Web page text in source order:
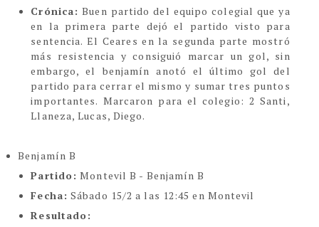
Crónica: Buen partido del equipo colegial que ya
en la primera parte dejó el partido visto para
sentencia. El Ceares en la segunda parte mostró
más resistencia y consiguió marcar un gol, sin
embargo, el benjamín anotó el último gol del
partido para cerrar el mismo y sumar tres puntos
importantes. Marcaron para el colegio: 2 Santi,
Llaneza, Lucas, Diego.
Benjamín B
Partido: Montevil B - Benjamín B
Fecha: Sábado 15/2 a las 12:45 en Montevil
Resultado: